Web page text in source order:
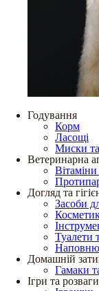
Годування
Корм
Ласощі
Миски
Ветеринарна
Догляд та
Засоби
Туалети
Домашній
Гамаки
Ігри та розваги